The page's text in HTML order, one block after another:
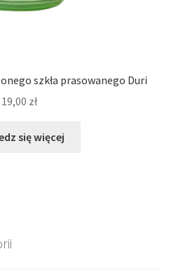
szkła prasowanego Duri
19,00 zł
się więcej